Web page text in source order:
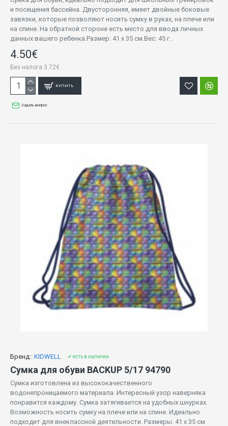
и посещения бассейна. Двусторонняя, имеет двойные боковые
завязки, которые позволяют носить сумку в руках, на плече или
на спине. На обратной стороне есть место для ввода личных
данных вашего ребенка.Размер: 41 х 35 см.Вес: 45 г..
4.50€
Без налога:3.72€
КУПИТЬ
Задать вопрос
Бренд:: KIDWELL ✔ есть в наличии
Сумка для обуви BACKUP 5/17 94790
Сумка изготовлена ​​из высококачественного
водонепроницаемого материала. Интересный узор наверняка
понравится каждому. Сумка затягивается на удобных шнурках.
Возможность носить сумку на плече или на спине. Идеально
подходит для внеклассной деятельности. Размеры: 41 х 35 см.